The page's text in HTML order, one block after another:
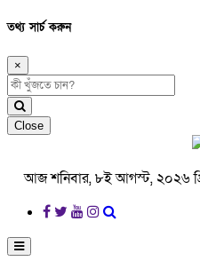
তথ্য সার্চ করুন
×
Close
আজ শনিবার, ৮ই আগস্ট, ২০২৬